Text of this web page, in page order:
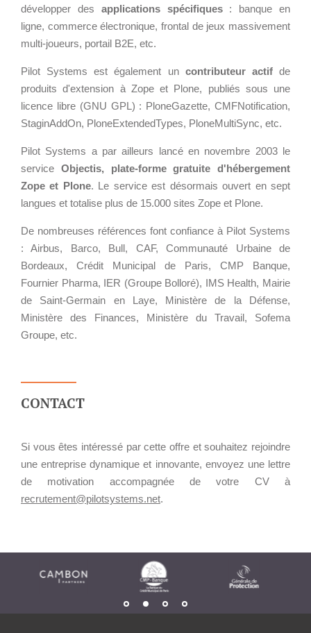
Réseaux Sociaux d'Entreprise
- RSE
Solutions Collaboratives
EMAILING
GESTION DES TEMPS
développer des applications spécifiques: banque en
ligne, commerce électronique, frontal de jeux massivement
multi-joueurs, portail B2E, etc.
Pilot Systems est également un contributeur actifde
produits d'extension à Zope et Plone, publiés sous une
licence libre (GNU GPL) : PloneGazette, CMFNotification,
StaginAddOn, PloneExtendedTypes, PloneMultiSync, etc.
Pilot Systems a par ailleurs lancé en novembre 2003 le
service Objectis, plate-forme gratuite d'hébergement
Zope et Plone. Le service est désormais ouvert en sept
langues et totalise plus de 15.000 sites Zope et Plone.
De nombreuses références font confiance à Pilot Systems
: Airbus, Barco, Bull, CAF, Communauté Urbaine de
Bordeaux, Crédit Municipal de Paris, CMP Banque,
Fournier Pharma, IER (Groupe Bolloré), IMS Health, Mairie
de Saint-Germain en Laye, Ministère de la Défense,
Ministère des Finances, Ministère du Travail, Sofema
Groupe, etc.
CONTACT
Si vous êtes intéressé par cette offre et souhaitez rejoindre
une entreprise dynamique et innovante, envoyez une lettre
de motivation accompagnée de votre CV à
recrutement@pilotsystems.net.